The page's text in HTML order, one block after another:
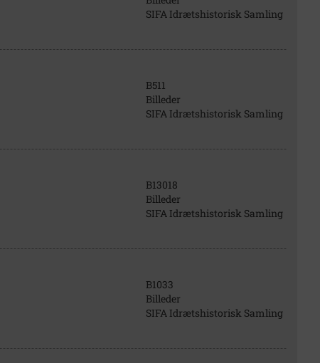
SIFA Idrætshistorisk Samling
B511
Billeder
SIFA Idrætshistorisk Samling
B13018
Billeder
SIFA Idrætshistorisk Samling
B1033
Billeder
SIFA Idrætshistorisk Samling